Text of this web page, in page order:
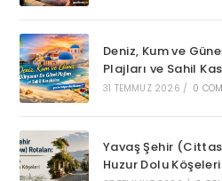
Deniz, Kum ve
Plajları ve Sahil
31 TEMMUZ 2026 / 0
Yavaş Şehir
Huzur Dolu Köşeleri